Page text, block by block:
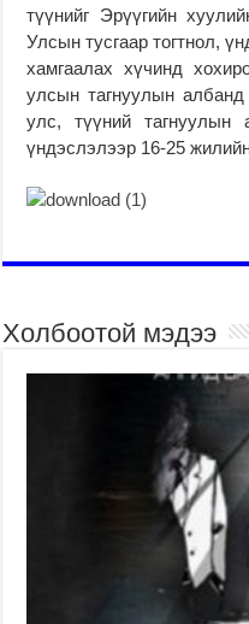
түүнийг Эрүүгийн
Улсын тусгаар тогтнол,
хамгаалах хүчинд
улсын тагнуулын
улс, түүний тагнуулын
үндэслэлээр 16-25
Холбоотой мэдээ